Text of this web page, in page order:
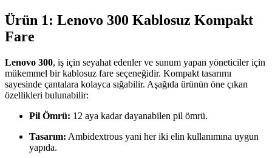
Ürün 1: Lenovo 300 Kablosuz Kompakt
Fare
Lenovo 300, iş için seyahat edenler ve sunum yapan yöneticiler için
mükemmel bir kablosuz fare seçeneğidir. Kompakt tasarımı
sayesinde çantalara kolayca sığabilir. Aşağıda ürünün öne çıkan
özellikleri bulunabilir:
Pil Ömrü: 12 aya kadar dayanabilen pil ömrü.
Tasarım: Ambidextrous yani her iki elin kullanımına uygun
yapıda.